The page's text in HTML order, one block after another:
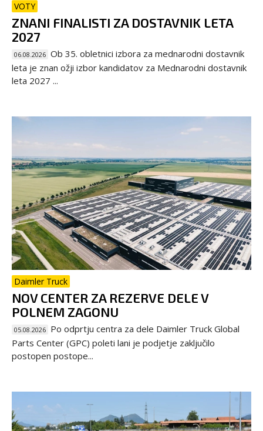
VOTY
ZNANI FINALISTI ZA DOSTAVNIK LETA
2027
06.08.2026 Ob 35. obletnici izbora za mednarodni dostavnik
leta je znan ožji izbor kandidatov za Mednarodni dostavnik
leta 2027 ...
Daimler Truck
NOV CENTER ZA REZERVE DELE V
POLNEM ZAGONU
05.08.2026 Po odprtju centra za dele Daimler Truck Global
Parts Center (GPC) poleti lani je podjetje zaključilo
postopen postope...